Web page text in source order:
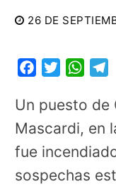
26 DE
FacebookTwitter
Un puesto de
Mascardi, en
fue
sospechas